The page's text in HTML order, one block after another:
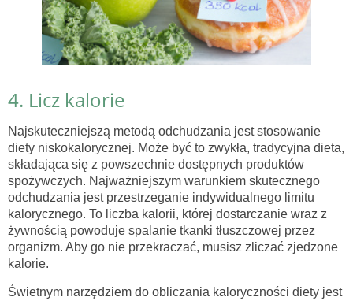
4. Licz kalorie
Najskuteczniejszą metodą odchudzania jest stosowanie
diety niskokalorycznej. Może być to zwykła, tradycyjna dieta,
składająca się z powszechnie dostępnych produktów
spożywczych. Najważniejszym warunkiem skutecznego
odchudzania jest przestrzeganie indywidualnego limitu
kalorycznego. To liczba kalorii, której dostarczanie wraz z
żywnością powoduje spalanie tkanki tłuszczowej przez
organizm. Aby go nie przekraczać, musisz zliczać zjedzone
kalorie.
Świetnym narzędziem do obliczania kaloryczności diety jest